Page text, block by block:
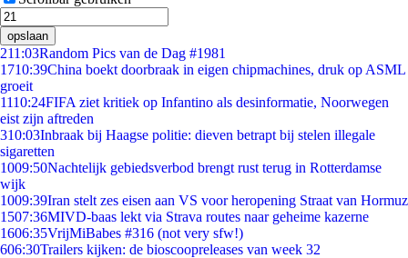
opslaan
211:03Random Pics van de Dag #1981
1710:39China boekt doorbraak in eigen chipmachines, druk op ASML
groeit
1110:24FIFA ziet kritiek op Infantino als desinformatie, Noorwegen
eist zijn aftreden
310:03Inbraak bij Haagse politie: dieven betrapt bij stelen illegale
sigaretten
1009:50Nachtelijk gebiedsverbod brengt rust terug in Rotterdamse
wijk
1009:39Iran stelt zes eisen aan VS voor heropening Straat van Hormuz
1507:36MIVD-baas lekt via Strava routes naar geheime kazerne
1606:35VrijMiBabes #316 (not very sfw!)
606:30Trailers kijken: de bioscoopreleases van week 32